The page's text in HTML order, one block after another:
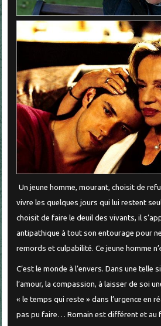
Un jeune homme, mourant, choisit de
vivre les quelques jours qui lui restent
choisit de faire le deuil des vivants, il
antipathique à tout son entourage pour
remords et culpabilité. Ce jeune homme
C’est le monde à l’envers. Dans une telle
l’amour, la compassion, à laisser de soi
« le temps qui reste » dans l’urgence en
pas pu faire… Romain est différent et au